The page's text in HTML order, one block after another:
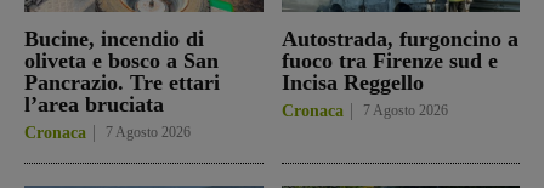
Bucine, incendio di
oliveta e bosco a San
Pancrazio. Tre ettari
l’area bruciata
Cronaca 7 Agosto 2026
Autostrada, furgoncino a
fuoco tra Firenze sud e
Incisa Reggello
Cronaca 7 Agosto 2026